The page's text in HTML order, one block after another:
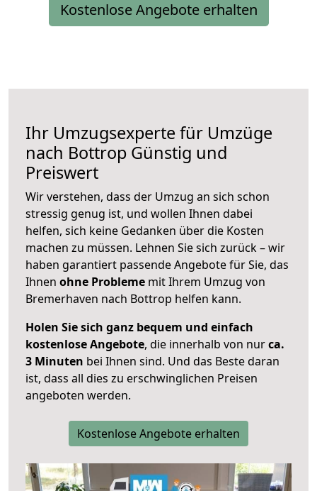
Kostenlose Angebote erhalten
Ihr Umzugsexperte für Umzüge
nach Bottrop Günstig und
Preiswert
Wir verstehen, dass der Umzug an sich schon
stressig genug ist, und wollen Ihnen dabei
helfen, sich keine Gedanken über die Kosten
machen zu müssen. Lehnen Sie sich zurück – wir
haben garantiert passende Angebote für Sie, das
Ihnen ohne Probleme mit Ihrem Umzug von
Bremerhaven nach Bottrop helfen kann.
Holen Sie sich ganz bequem und einfach
kostenlose Angebote, die innerhalb von nurca.
3 Minuten bei Ihnen sind. Und das Beste daran
ist, dass all dies zu erschwinglichen Preisen
angeboten werden.
Kostenlose Angebote erhalten